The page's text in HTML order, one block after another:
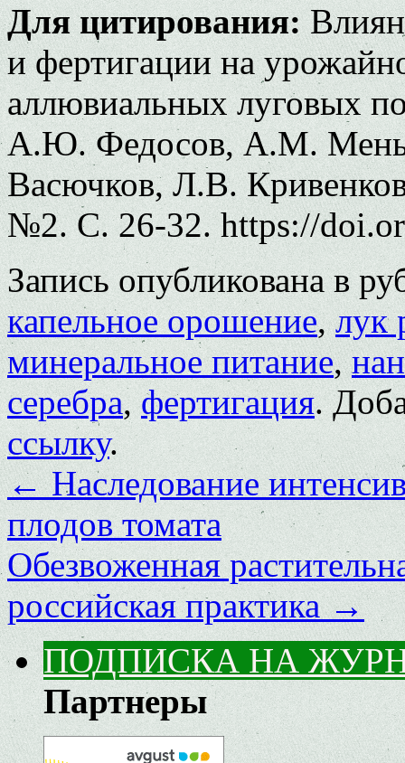
Для цитирования:
и фертигации на
аллювиальных луговых
А.Ю. Федосов, А.М.
Васючков, Л.В.
№2. С. 26-32. https://
Запись опубликована в
капельное орошение,лук
минеральное питание,
серебра, фертигация.
ссылку.
←Наследование
плодов томата
Обезвоженная
российская практика→
ПОДПИСКА НА
Партнеры